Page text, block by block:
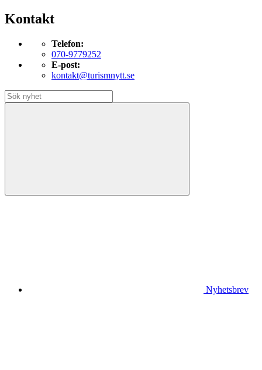
Kontakt
Telefon:
070-9779252
E-post:
kontakt@turismnytt.se
Nyhetsbrev